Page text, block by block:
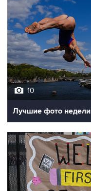
10
Лучшие фото недели